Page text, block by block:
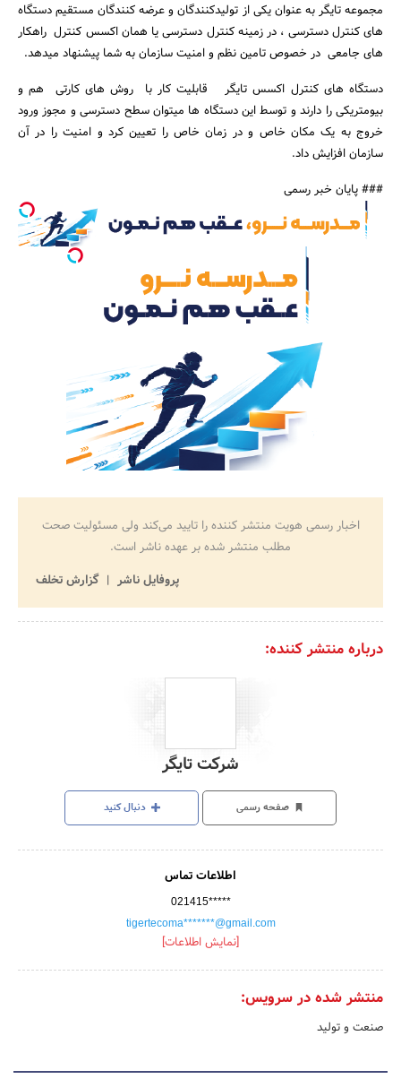
مجموعه تایگر به عنوان یکی از تولیدکنندگان و عرضه کنندگان مستقیم دستگاه
های کنترل دسترسی ، در زمینه کنترل دسترسی یا همان اکسس کنترل راهکار
های جامعی در خصوص تامین نظم و امنیت سازمان به شما پیشنهاد میدهد.
دستگاه های کنترل اکسس تایگر قابلیت کار با روش های کارتی هم و
بیومتریکی را دارند و توسط این دستگاه ها میتوان سطح دسترسی و مجوز ورود
خروج به یک مکان خاص و در زمان خاص را تعیین کرد و امنیت را در آن
سازمان افزایش داد.
### پایان خبر رسمی
اخبار رسمی هویت منتشر کننده را تایید می‌کند ولی مسئولیت صحت
مطلب منتشر شده بر عهده ناشر است.
پروفایل ناشر
گزارش تخلف
درباره منتشر کننده:
شرکت تایگر
صفحه رسمی دنبال کنید
اطلاعات تماس
021415*****
tigertecoma*******@gmail.com
[نمایش اطلاعات]
منتشر شده در سرویس:
صنعت و تولید